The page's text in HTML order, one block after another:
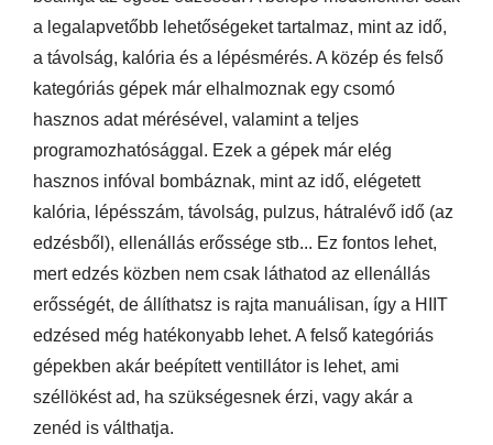
a legalapvetőbb lehetőségeket tartalmaz, mint az idő,
a távolság, kalória és a lépésmérés. A közép és felső
kategóriás gépek már elhalmoznak egy csomó
hasznos adat mérésével, valamint a teljes
programozhatósággal. Ezek a gépek már elég
hasznos infóval bombáznak, mint az idő, elégetett
kalória, lépésszám, távolság, pulzus, hátralévő idő (az
edzésből), ellenállás erőssége stb... Ez fontos lehet,
mert edzés közben nem csak láthatod az ellenállás
erősségét, de állíthatsz is rajta manuálisan, így a HIIT
edzésed még hatékonyabb lehet. A felső kategóriás
gépekben akár beépített ventillátor is lehet, ami
széllökést ad, ha szükségesnek érzi, vagy akár a
zenéd is válthatja.